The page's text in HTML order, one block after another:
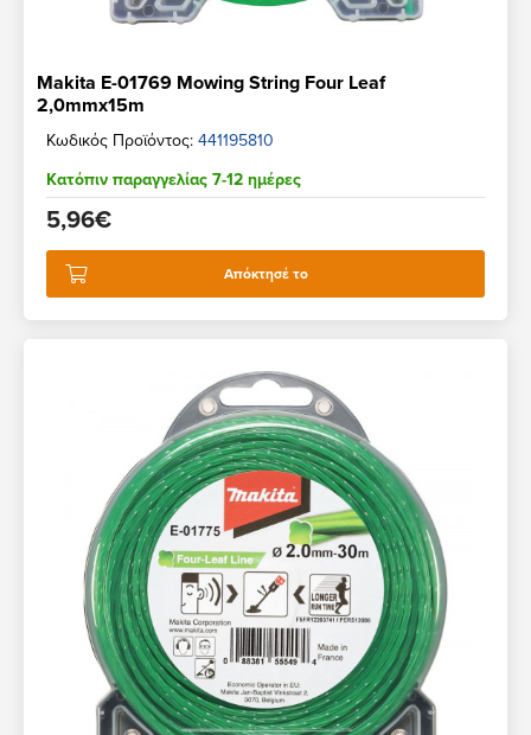
Makita E-01769 Mowing String Four Leaf
2,0mmx15m
Κωδικός Προϊόντος: 441195810
Κατόπιν παραγγελίας 7-12 ημέρες
5,96€
Απόκτησέ το